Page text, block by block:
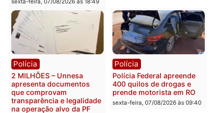
Você também vai querer ler...